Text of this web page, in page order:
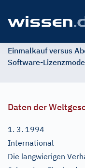
Einmalkauf versus
Software-
Daten der
1. 3. 1994
International
Die langwierigen